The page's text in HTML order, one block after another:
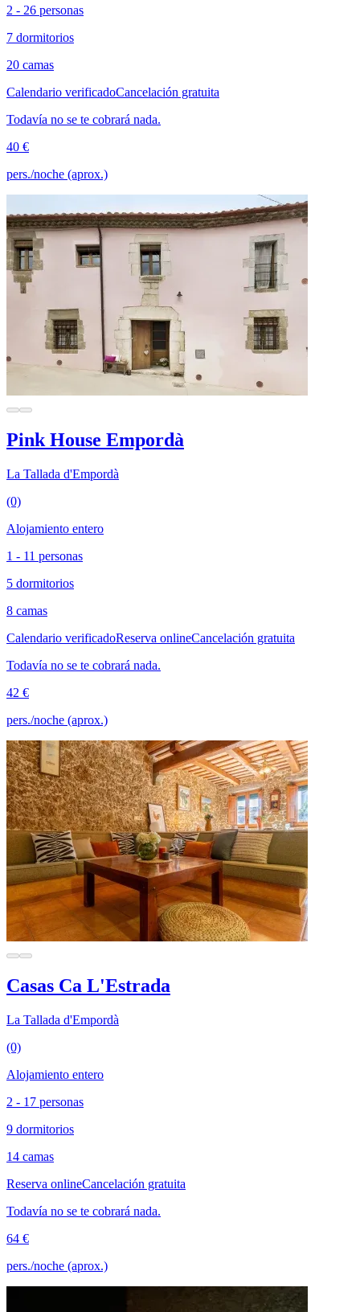
2 - 26 personas
7 dormitorios
20 camas
Calendario verificadoCancelación gratuita
Todavía no se te cobrará nada.
40 €
pers./noche (aprox.)
Pink House Empordà
La Tallada d'Empordà
(0)
Alojamiento entero
1 - 11 personas
5 dormitorios
8 camas
Calendario verificadoReserva onlineCancelación gratuita
Todavía no se te cobrará nada.
42 €
pers./noche (aprox.)
Casas Ca L'Estrada
La Tallada d'Empordà
(0)
Alojamiento entero
2 - 17 personas
9 dormitorios
14 camas
Reserva onlineCancelación gratuita
Todavía no se te cobrará nada.
64 €
pers./noche (aprox.)